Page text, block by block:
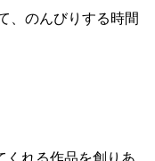
、のんびりする時間
くれる作品を創りあ